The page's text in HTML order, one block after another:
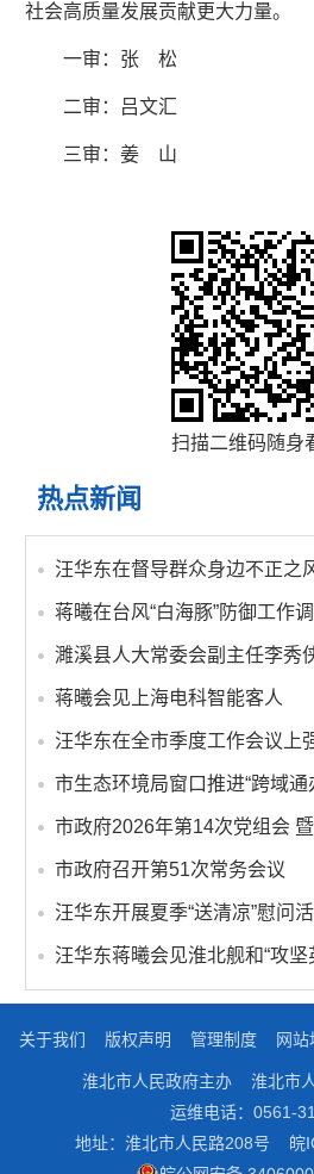
社会高质量发展贡献更大力量。
一审：张 松
二审：吕文汇
三审：姜 山
扫描二维码随身
热点新闻
蒋曦会见上海电科智能客人
市政府召开第51次常务会议
关于我们 版权声明 管理制度 网站
淮北市人民政府主办
淮北市
运维电话：0561-
地址：淮北市人民路208号
皖